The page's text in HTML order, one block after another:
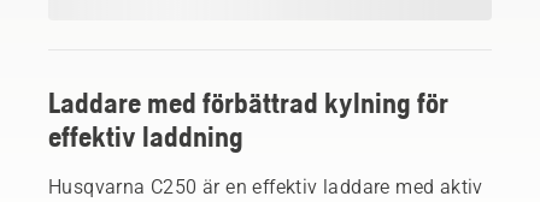
Laddare med förbättrad kylning för
effektiv laddning
Husqvarna C250 är en effektiv laddare med aktiv